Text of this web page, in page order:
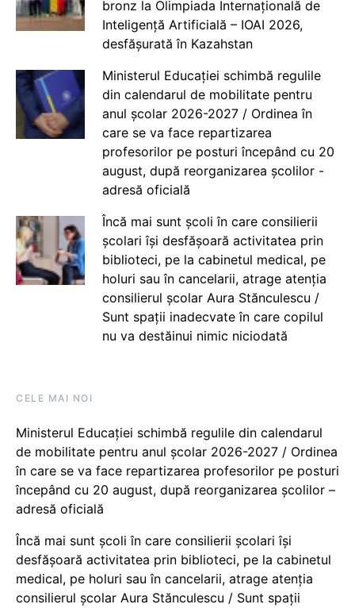
bronz la Olimpiada Internațională de
Inteligență Artificială – IOAI 2026,
desfășurată în Kazahstan
Ministerul Educației schimbă regulile
din calendarul de mobilitate pentru
anul școlar 2026-2027 / Ordinea în
care se va face repartizarea
profesorilor pe posturi începând cu 20
august, după reorganizarea școlilor -
adresă oficială
Încă mai sunt școli în care consilierii
școlari își desfășoară activitatea prin
biblioteci, pe la cabinetul medical, pe
holuri sau în cancelarii, atrage atenția
consilierul școlar Aura Stănculescu /
Sunt spații inadecvate în care copilul
nu va destăinui nimic niciodată
CELE MAI NOI
Ministerul Educației schimbă regulile din calendarul
de mobilitate pentru anul școlar 2026-2027 / Ordinea
în care se va face repartizarea profesorilor pe posturi
începând cu 20 august, după reorganizarea școlilor –
adresă oficială
Încă mai sunt școli în care consilierii școlari își
desfășoară activitatea prin biblioteci, pe la cabinetul
medical, pe holuri sau în cancelarii, atrage atenția
consilierul școlar Aura Stănculescu / Sunt spații